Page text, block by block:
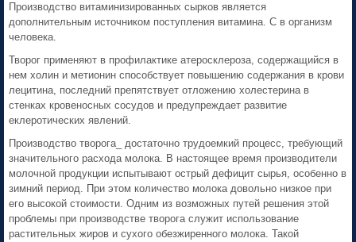
Производство витаминизированных сырков является
дополнительным источником поступления витамина. С в организм
человека.
Творог применяют в профилактике атеросклероза, содержащийся в
нем холин и метионин способствует повышению содержания в крови
лецитина, последний препятствует отложению холестерина в
стенках кровеносных сосудов и предупреждает развитие
еклеротических явлений.
Производство творога_ достаточно трудоемкий процесс, требующий
значительного расхода молока. В настоящее время производители
молочной продукции испытывают острый дефицит сырья, особенно в
зимний период. При этом количество молока довольно низкое при
его высокой стоимости. Одним из возможных путей решения этой
проблемы при производстве творога служит использование
растительных жиров и сухого обезжиренного молока. Такой